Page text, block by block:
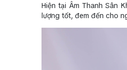
Hiện tại Âm Thanh Sân
lượng tốt, đem đến cho